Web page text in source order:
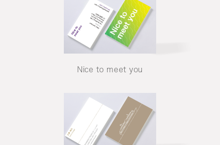
Nice to meet you